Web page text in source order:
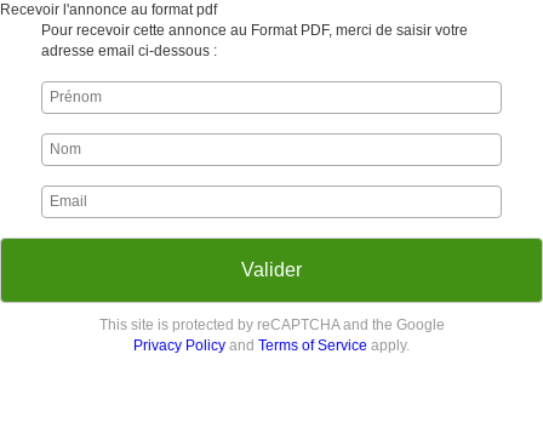
Recevoir l'annonce au format pdf
Pour recevoir cette annonce au Format PDF, merci de saisir votre
adresse email ci-dessous :
Valider
This site is protected by reCAPTCHA and the Google
Privacy Policy and Terms of Service apply.